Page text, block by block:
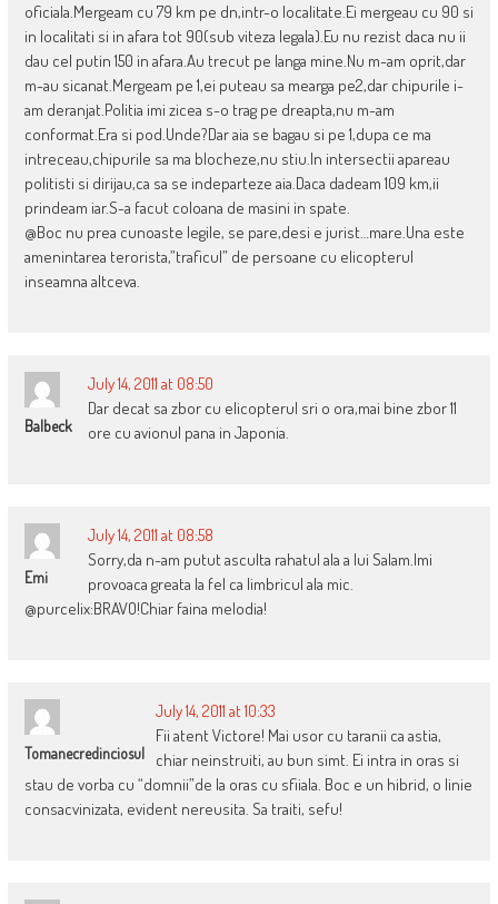
oficiala.Mergeam cu 79 km pe dn,intr-o localitate.Ei mergeau cu 90 si
in localitati si in afara tot 90(sub viteza legala).Eu nu rezist daca nu ii
dau cel putin 150 in afara.Au trecut pe langa mine.Nu m-am oprit,dar
m-au sicanat.Mergeam pe 1,ei puteau sa mearga pe2,dar chipurile i-
am deranjat.Politia imi zicea s-o trag pe dreapta,nu m-am
conformat.Era si pod.Unde?Dar aia se bagau si pe 1,dupa ce ma
intreceau,chipurile sa ma blocheze,nu stiu.In intersectii apareau
politisti si dirijau,ca sa se indeparteze aia.Daca dadeam 109 km,ii
prindeam iar.S-a facut coloana de masini in spate.
@Boc nu prea cunoaste legile, se pare,desi e jurist…mare.Una este
amenintarea terorista,”traficul” de persoane cu elicopterul
inseamna altceva.
Balbeck
July 14, 2011 at 08:50
Dar decat sa zbor cu elicopterul sri o ora,mai bine zbor 11
ore cu avionul pana in Japonia.
Emi
July 14, 2011 at 08:58
Sorry,da n-am putut asculta rahatul ala a lui Salam.Imi
provoaca greata la fel ca limbricul ala mic.
@purcelix:BRAVO!Chiar faina melodia!
Tomanecredinciosul
July 14, 2011 at 10:33
Fii atent Victore! Mai usor cu taranii ca astia,
chiar neinstruiti, au bun simt. Ei intra in oras si
stau de vorba cu “domnii”de la oras cu sfiiala. Boc e un hibrid, o linie
consacvinizata, evident nereusita. Sa traiti, sefu!